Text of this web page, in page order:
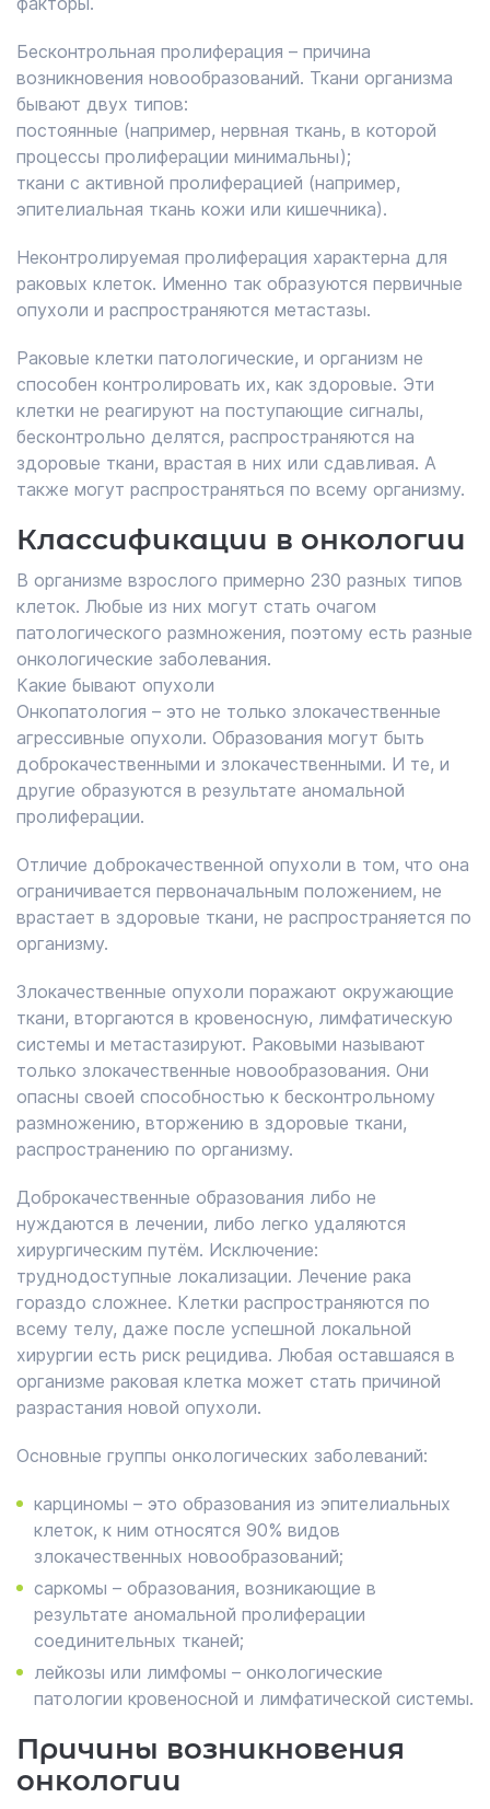
Бесконтрольная пролиферация – причина
возникновения новообразований. Ткани организма
бывают двух типов:
постоянные (например, нервная ткань, в которой
процессы пролиферации минимальны);
ткани с активной пролиферацией (например,
эпителиальная ткань кожи или кишечника).
Неконтролируемая пролиферация характерна для
раковых клеток. Именно так образуются первичные
опухоли и распространяются метастазы.
Раковые клетки патологические, и организм не
способен контролировать их, как здоровые. Эти
клетки не реагируют на поступающие сигналы,
бесконтрольно делятся, распространяются на
здоровые ткани, врастая в них или сдавливая. А
также могут распространяться по всему организму.
Классификации в онкологии
В организме взрослого примерно 230 разных типов
клеток. Любые из них могут стать очагом
патологического размножения, поэтому есть разные
онкологические заболевания.
Какие бывают опухоли
Онкопатология – это не только злокачественные
агрессивные опухоли. Образования могут быть
доброкачественными и злокачественными. И те, и
другие образуются в результате аномальной
пролиферации.
Отличие доброкачественной опухоли в том, что она
ограничивается первоначальным положением, не
врастает в здоровые ткани, не распространяется по
организму.
Злокачественные опухоли поражают окружающие
ткани, вторгаются в кровеносную, лимфатическую
системы и метастазируют. Раковыми называют
только злокачественные новообразования. Они
опасны своей способностью к бесконтрольному
размножению, вторжению в здоровые ткани,
распространению по организму.
Доброкачественные образования либо не
нуждаются в лечении, либо легко удаляются
хирургическим путём. Исключение:
труднодоступные локализации. Лечение рака
гораздо сложнее. Клетки распространяются по
всему телу, даже после успешной локальной
хирургии есть риск рецидива. Любая оставшаяся в
организме раковая клетка может стать причиной
разрастания новой опухоли.
Основные группы онкологических заболеваний:
карциномы – это образования из эпителиальных
клеток, к ним относятся 90% видов
злокачественных новообразований;
саркомы – образования, возникающие в
результате аномальной пролиферации
соединительных тканей;
лейкозы или лимфомы – онкологические
патологии кровеносной и лимфатической системы.
Причины возникновения
онкологии